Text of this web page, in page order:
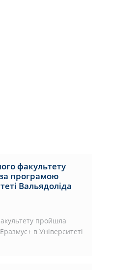
факультету
програмою
Вальядоліда
пройшла
в Університеті